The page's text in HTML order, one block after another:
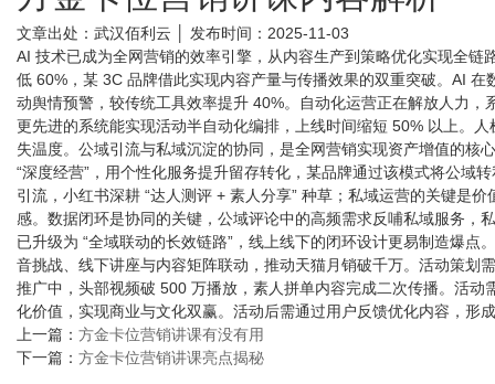
文章出处：武汉佰利云 │ 发布时间：2025-11-03
AI 技术已成为全网营销的效率引擎，从内容生产到策略优化实现全
低 60%，某 3C 品牌借此实现内容产量与传播效果的双重突破。AI
动舆情预警，较传统工具效率提升 40%。自动化运营正在解放人力
更先进的系统能实现活动半自动化编排，上线时间缩短 50% 以上。
失温度。​ 公域引流与私域沉淀的协同，是全网营销实现资产增值的
“深度经营”，用个性化服务提升留存转化，某品牌通过该模式将公域
引流，小红书深耕 “达人测评 + 素人分享” 种草；私域运营的关键是
感。数据闭环是协同的关键，公域评论中的高频需求反哺私域服务，
已升级为 “全域联动的长效链路”，线上线下的闭环设计更易制造爆
音挑战、线下讲座与内容矩阵联动，推动天猫月销破千万。活动策划
推广中，头部视频破 500 万播放，素人拼单内容完成二次传播。活
化价值，实现商业与文化双赢。活动后需通过用户反馈优化内容，形
上一篇： 方金卡位营销讲课有没有用
下一篇： 方金卡位营销讲课亮点揭秘